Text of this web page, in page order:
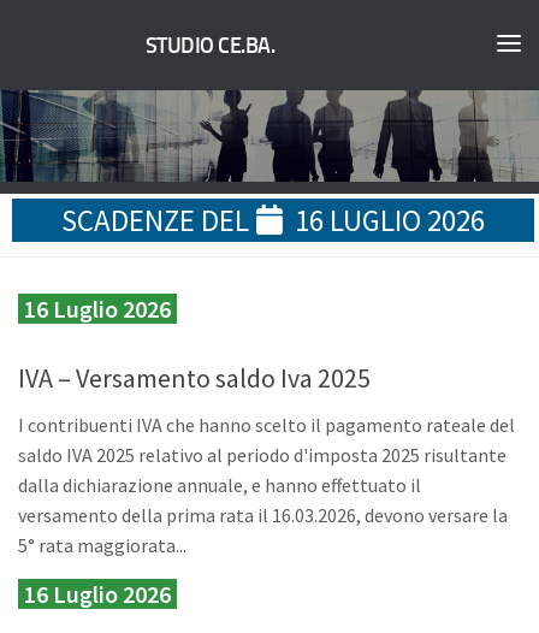
STUDIO CE.BA.
SCADENZE DEL 16 LUGLIO 2026
16 Luglio 2026
IVA – Versamento saldo Iva 2025
I contribuenti IVA che hanno scelto il pagamento rateale del
saldo IVA 2025 relativo al periodo d'imposta 2025 risultante
dalla dichiarazione annuale, e hanno effettuato il
versamento della prima rata il 16.03.2026, devono versare la
5° rata maggiorata...
16 Luglio 2026